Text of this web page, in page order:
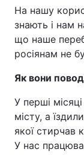
На нашу
знають і нам
що наше
росіянам не
Як вони
У перші
місту, а
якої стирчав
У нас